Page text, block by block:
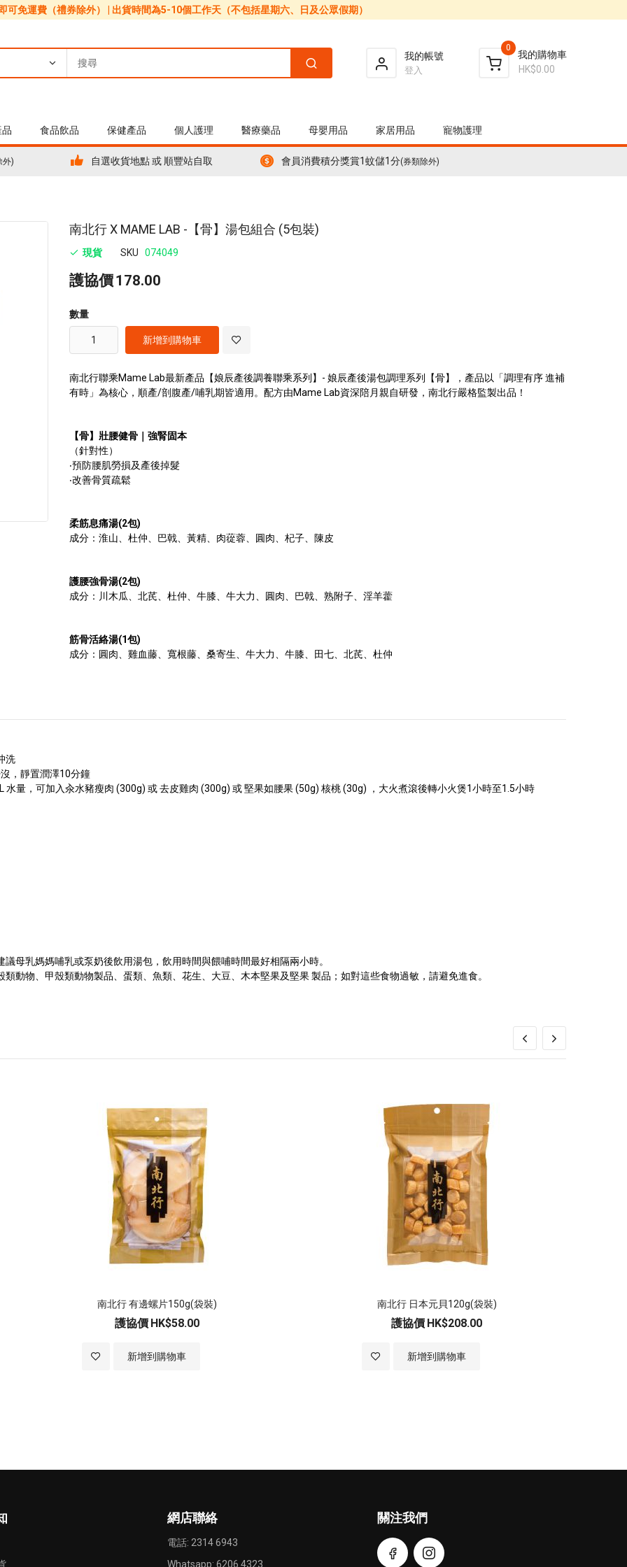
可免運費（禮券除外） | 出貨時間為5-10個工作天（不包括星期六、日及公眾假期）
我的帳號
登入
我的購物車
0
HK$0.00
食品飲品 保健產品 個人護理 醫療藥品 母嬰用品 家居用品 寵物護理
外) 自選收貨地點 或 順豐站自取 會員消費積分獎賞1蚊儲1分(券類除外)
南北行 X MAME LAB -【骨】湯包組合 (5包裝)
現貨 SKU 074049
護協價178.00
數量
新增到購物車
南北行聯乘Mame Lab最新產品【娘辰產後調養聯乘系列】- 娘辰產後湯包調理系列【骨】，產品以「調理有序 進補
有時」為核心，順產/剖腹產/哺乳期皆適用。配方由Mame Lab資深陪月親自研發，南北行嚴格監製出品！
【骨】壯腰健骨｜強腎固本
（針對性）
‧預防腰肌勞損及產後掉髮
‧改善骨質疏鬆
柔筋息痛湯(2包)
成分：淮山、杜仲、巴戟、黃精、肉蓯蓉、圓肉、杞子、陳皮
護腰強骨湯(2包)
成分：川木瓜、北芪、杜仲、牛膝、牛大力、圓肉、巴戟、熟附子、淫羊藿
筋骨活絡湯(1包)
成分：圓肉、雞血藤、寬根藤、桑寄生、牛大力、牛膝、田七、北芪、杜仲
beginning
images
gallery
洗
，靜置潤澤10分鐘
水量，可加入汆水豬瘦肉 (300g) 或 去皮雞肉 (300g) 或 堅果如腰果 (50g) 核桃 (30g) ，大火煮滾後轉小火煲1小時至1.5小時
母乳媽媽哺乳或泵奶後飲用湯包，飲用時間與餵哺時間最好相隔兩小時。
動物、甲殼類動物製品、蛋類、魚類、花生、大豆、木本堅果及堅果 製品；如對這些食物過敏，請避免進食。
南北行 有邊螺片150g(袋裝)
護協價 HK$58.00
新增到購物車
加
望
南北行 日本元貝120g(袋裝)
護協價 HK$208.00
新增到購物車
加
望
單
網店聯絡
電話: 2314 6943
Whatsapp: 6206 4323
關注我們